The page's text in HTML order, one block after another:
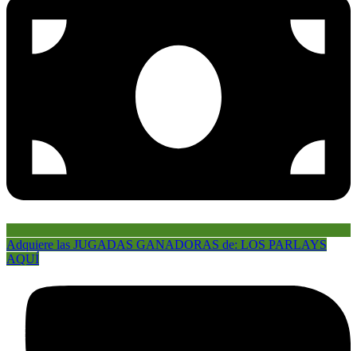
Adquiere las JUGADAS GANADORAS de: LOS PARLAYS
AQUÍ